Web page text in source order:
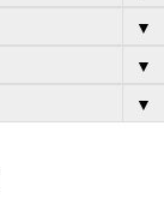
▼
▼
▼